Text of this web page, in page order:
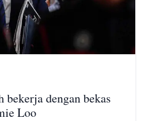
bekerja dengan bekas
Loo